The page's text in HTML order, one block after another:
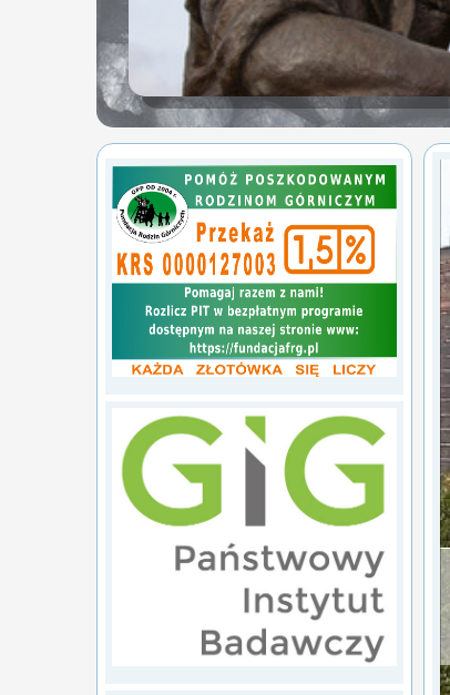
Czytaj więcej...